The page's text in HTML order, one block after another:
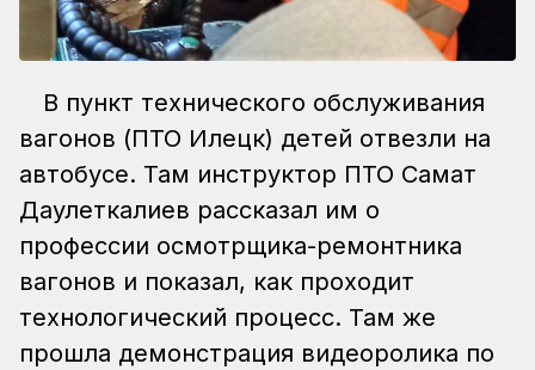
В пункт технического обслуживания
вагонов (ПТО Илецк) детей отвезли на
автобусе. Там инструктор ПТО Самат
Даулеткалиев рассказал им о
профессии осмотрщика-ремонтника
вагонов и показал, как проходит
технологический процесс. Там же
прошла демонстрация видеоролика по